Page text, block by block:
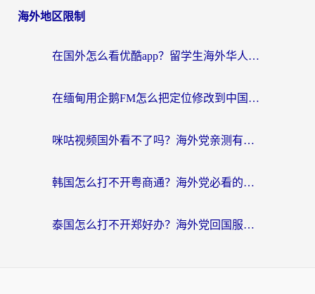
海外地区限制
在国外怎么看优酷app？留学生海外华人必看的无限制追剧指南
在缅甸用企鹅FM怎么把定位修改到中国国内？海外党解决地域限制的实用指南
咪咕视频国外看不了吗？海外党亲测有效的回国加速解决方案
韩国怎么打不开粤商通？海外党必看的回国加速器选择指南（附加拿大农行俄罗斯有缘网解决方案）
泰国怎么打不开郑好办？海外党回国服务+影音追剧全搞定的实用指南